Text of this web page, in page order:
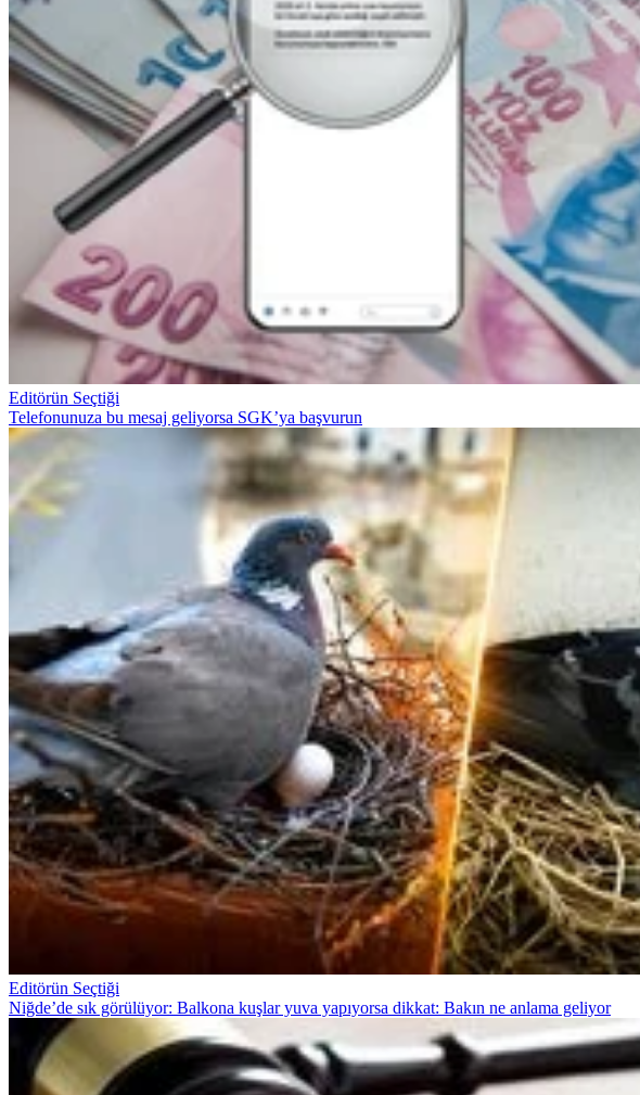
Editörün Seçtiği
Telefonunuza bu mesaj geliyorsa SGK’ya başvurun
Editörün Seçtiği
Niğde’de sık görülüyor: Balkona kuşlar yuva yapıyorsa dikkat: Bakın ne anlama geliyor